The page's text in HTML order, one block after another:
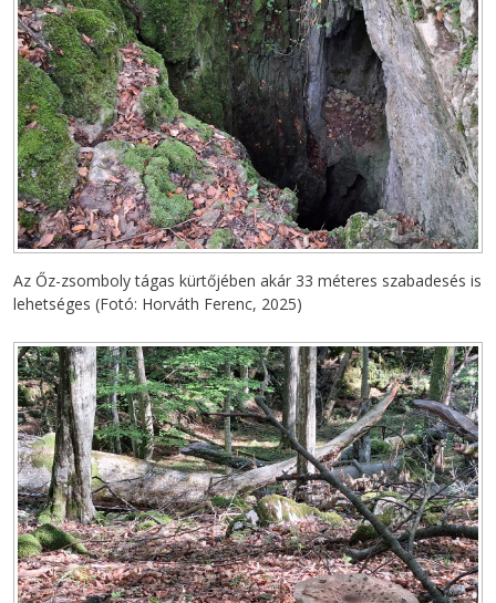
Az Őz-zsomboly tágas kürtőjében akár 33 méteres szabadesés is
lehetséges (Fotó: Horváth Ferenc, 2025)